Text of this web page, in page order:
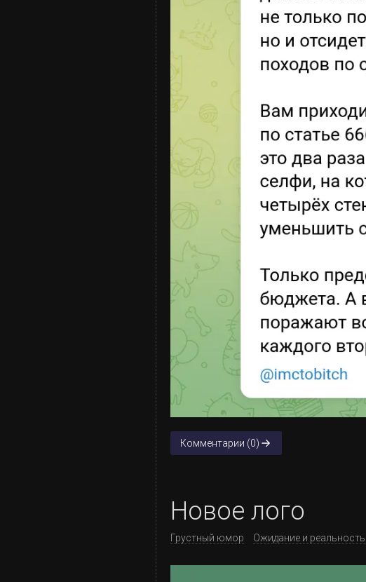
Комментарии (0)
Новое лого
Грустный юмор Ожидание и реальность